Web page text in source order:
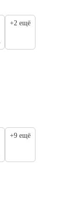
+2 ещё
+9 ещё